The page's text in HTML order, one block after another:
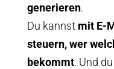
generieren.
Du kannst mit E-
steuern, wer
bekommt. Und